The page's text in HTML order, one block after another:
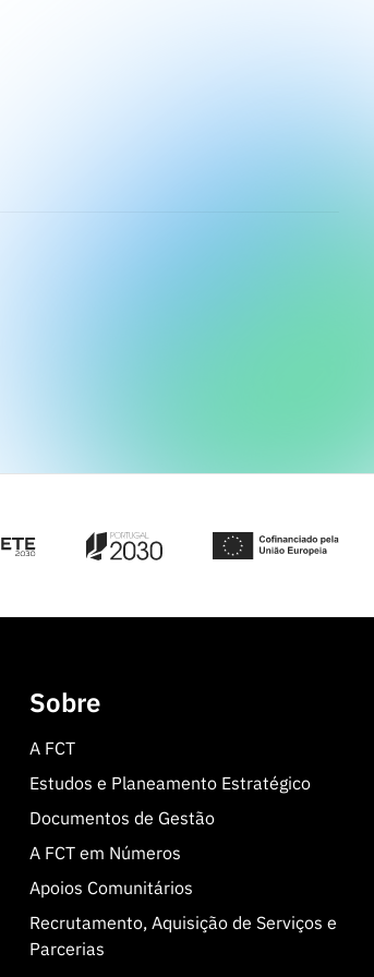
Sobre
A FCT
Estudos e Planeamento Estratégico
Documentos de Gestão
A FCT em Números
Apoios Comunitários
Recrutamento, Aquisição de Serviços e
Parcerias